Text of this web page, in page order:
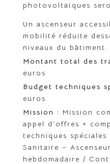
photovoltaïques
Un ascenseur
mobilité réduite
niveaux du bâtiment.
Montant total des
euros
Budget techniques
euros
Mission : Mission
appel d’offres +
techniques
Sanitaire –
hebdomadaire /